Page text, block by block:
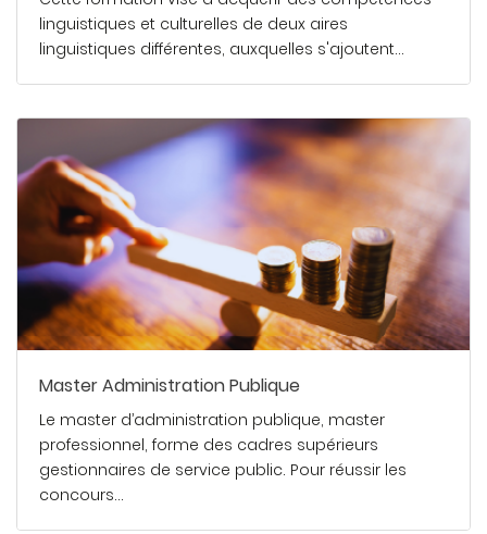
linguistiques et culturelles de deux aires
linguistiques différentes, auxquelles s'ajoutent…
Master Administration Publique
Le master d’administration publique, master
professionnel, forme des cadres supérieurs
gestionnaires de service public. Pour réussir les
concours…